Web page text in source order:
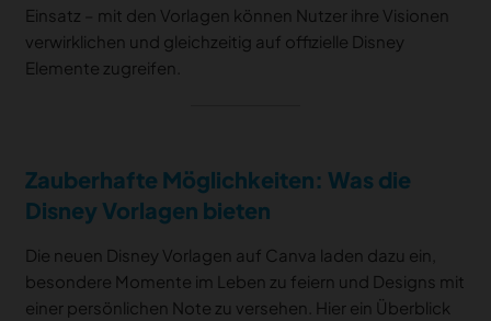
Einsatz – mit den Vorlagen können Nutzer ihre Visionen
verwirklichen und gleichzeitig auf offizielle Disney
Elemente zugreifen.
Zauberhafte Möglichkeiten: Was die
Disney Vorlagen bieten
Die neuen Disney Vorlagen auf Canva laden dazu ein,
besondere Momente im Leben zu feiern und Designs mit
einer persönlichen Note zu versehen. Hier ein Überblick